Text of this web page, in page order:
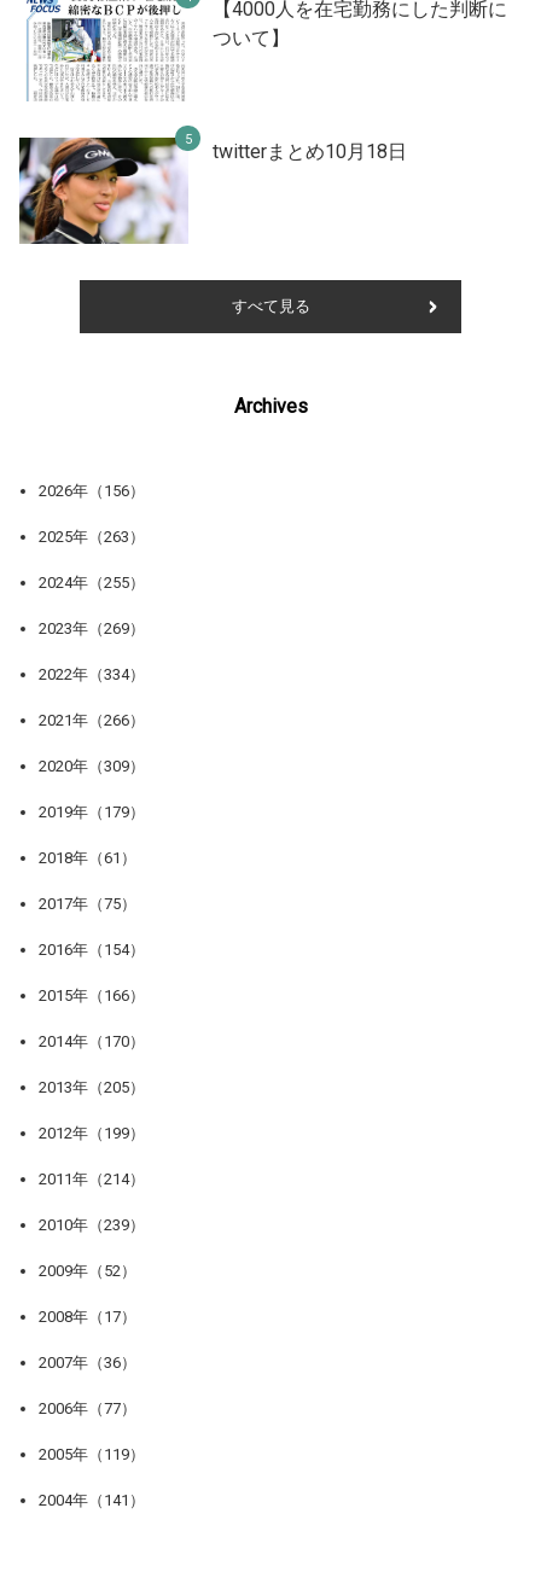
【4000人を在宅勤務にした判断に
ついて】
twitterまとめ10月18日
すべて見る
Archives
2026年（156）
2025年（263）
2024年（255）
2023年（269）
2022年（334）
2021年（266）
2020年（309）
2019年（179）
2018年（61）
2017年（75）
2016年（154）
2015年（166）
2014年（170）
2013年（205）
2012年（199）
2011年（214）
2010年（239）
2009年（52）
2008年（17）
2007年（36）
2006年（77）
2005年（119）
2004年（141）